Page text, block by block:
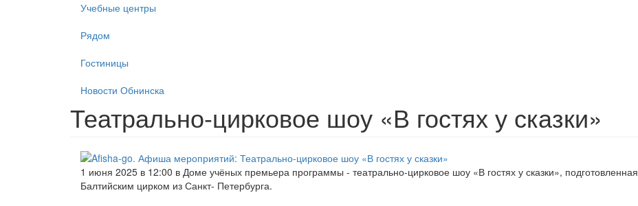
Учебные центры
Рядом
Гостиницы
Новости Обнинска
Театрально-цирковое шоу «В гостях у сказки»
1 июня 2025 в 12:00 в Доме учёных премьера программы - театрально-цирковое шоу «В гостях у сказки», подготовленная
Балтийским цирком из Санкт- Петербурга.